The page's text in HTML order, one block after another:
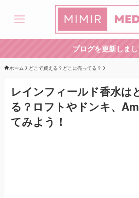
ブログを更新しま
ホーム どこで買える？どこに売ってる？
レインフィールド香水は
る？ロフトやドンキ、
てみよう！